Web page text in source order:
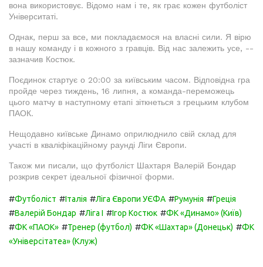
вона використовує. Відомо нам і те, як грає кожен футболіст
Університаті.
Однак, перш за все, ми покладаємося на власні сили. Я вірю
в нашу команду і в кожного з гравців. Від нас залежить усе, --
зазначив Костюк.
Поєдинок стартує о 20:00 за київським часом. Відповідна гра
пройде через тиждень, 16 липня, а команда-переможець
цього матчу в наступному етапі зіткнеться з грецьким клубом
ПАОК.
Нещодавно київське Динамо оприлюднило свій склад для
участі в кваліфікаційному раунді Ліги Європи.
Також ми писали, що футболіст Шахтаря Валерій Бондар
розкрив секрет ідеальної фізичної форми.
#Футболіст #Італія #Ліга Європи УЄФА #Румунія #Греція
#Валерій Бондар #Ліга I #Ігор Костюк #ФК «Динамо» (Київ)
#ФК «ПАОК» #Тренер (футбол) #ФК «Шахтар» (Донецьк) #ФК
«Універсітатеа» (Клуж)